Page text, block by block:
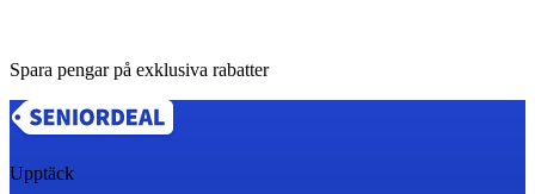
Spara pengar på exklusiva rabatter
Upptäck